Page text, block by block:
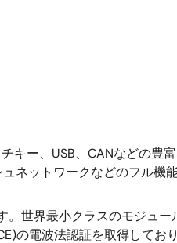
キー、USB、CANなどの豊
ネットワークなどのフル機
世界最小クラスのモジュ
の電波法認証を取得してお